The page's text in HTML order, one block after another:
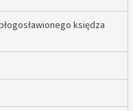
księdza